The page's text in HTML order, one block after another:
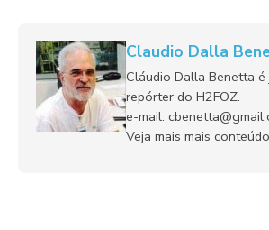
Claudio Dalla
Cláudio Dalla Benetta
repórter do H2FOZ.
e-mail:
Veja mais mais